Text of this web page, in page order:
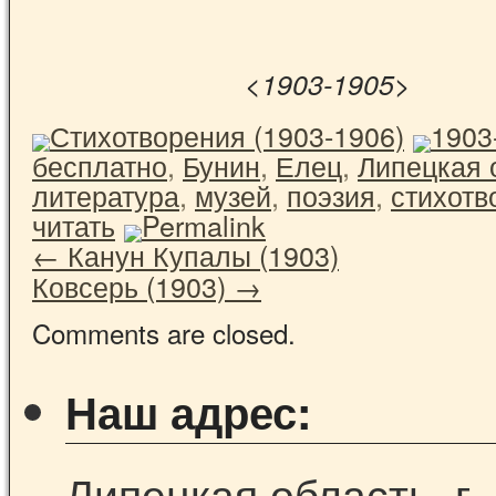
<1903-1905>
Стихотворения (1903-1906)
бесплатно,Бунин,Елец,Липецкая
литература,музей,поэзия,
читать Permalink
←Канун Купалы (1903)
Ковсерь (1903) →
Comments are closed.
Наш адрес: